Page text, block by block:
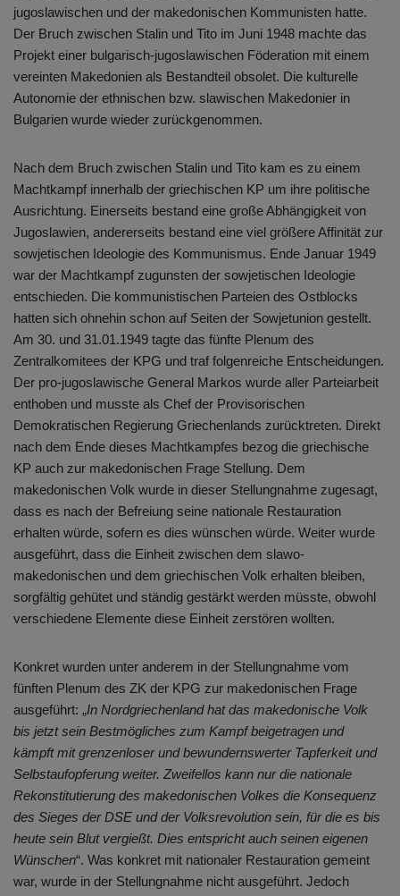
jugoslawischen und der makedonischen Kommunisten hatte.
Der Bruch zwischen Stalin und Tito im Juni 1948 machte das
Projekt einer bulgarisch-jugoslawischen Föderation mit einem
vereinten Makedonien als Bestandteil obsolet. Die kulturelle
Autonomie der ethnischen bzw. slawischen Makedonier in
Bulgarien wurde wieder zurückgenommen.
Nach dem Bruch zwischen Stalin und Tito kam es zu einem
Machtkampf innerhalb der griechischen KP um ihre politische
Ausrichtung. Einerseits bestand eine große Abhängigkeit von
Jugoslawien, andererseits bestand eine viel größere Affinität zur
sowjetischen Ideologie des Kommunismus. Ende Januar 1949
war der Machtkampf zugunsten der sowjetischen Ideologie
entschieden. Die kommunistischen Parteien des Ostblocks
hatten sich ohnehin schon auf Seiten der Sowjetunion gestellt.
Am 30. und 31.01.1949 tagte das fünfte Plenum des
Zentralkomitees der KPG und traf folgenreiche Entscheidungen.
Der pro-jugoslawische General Markos wurde aller Parteiarbeit
enthoben und musste als Chef der Provisorischen
Demokratischen Regierung Griechenlands zurücktreten. Direkt
nach dem Ende dieses Machtkampfes bezog die griechische
KP auch zur makedonischen Frage Stellung. Dem
makedonischen Volk wurde in dieser Stellungnahme zugesagt,
dass es nach der Befreiung seine nationale Restauration
erhalten würde, sofern es dies wünschen würde. Weiter wurde
ausgeführt, dass die Einheit zwischen dem slawo-
makedonischen und dem griechischen Volk erhalten bleiben,
sorgfältig gehütet und ständig gestärkt werden müsste, obwohl
verschiedene Elemente diese Einheit zerstören wollten.
Konkret wurden unter anderem in der Stellungnahme vom
fünften Plenum des ZK der KPG zur makedonischen Frage
ausgeführt: „In Nordgriechenland hat das makedonische Volk
bis jetzt sein Bestmögliches zum Kampf beigetragen und
kämpft mit grenzenloser und bewundernswerter Tapferkeit und
Selbstaufopferung weiter. Zweifellos kann nur die nationale
Rekonstitutierung des makedonischen Volkes die Konsequenz
des Sieges der DSE und der Volksrevolution sein, für die es bis
heute sein Blut vergießt. Dies entspricht auch seinen eigenen
Wünschen“. Was konkret mit nationaler Restauration gemeint
war, wurde in der Stellungnahme nicht ausgeführt. Jedoch